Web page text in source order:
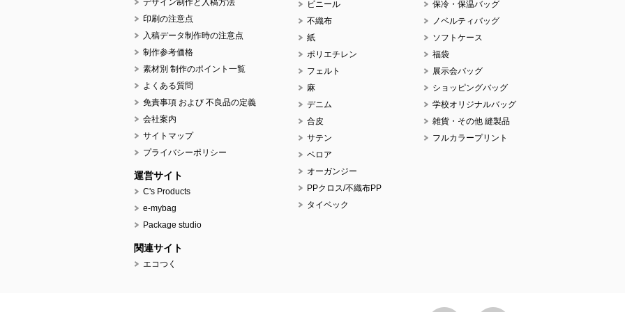
デザイン制作と入稿方法
印刷の注意点
入稿データ制作時の注意点
制作参考価格
素材別 制作のポイント一覧
よくある質問
免責事項 および 不良品の定義
会社案内
サイトマップ
プライバシーポリシー
運営サイト
C's Products
e-mybag
Package studio
関連サイト
エコつく
ビニール
不織布
紙
ポリエチレン
フェルト
麻
デニム
合皮
サテン
ベロア
オーガンジー
PPクロス/不織布PP
タイベック
保冷・保温バッグ
ノベルティバッグ
ソフトケース
福袋
展示会バッグ
ショッピングバッグ
学校オリジナルバッグ
雑貨・その他 縫製品
フルカラープリント